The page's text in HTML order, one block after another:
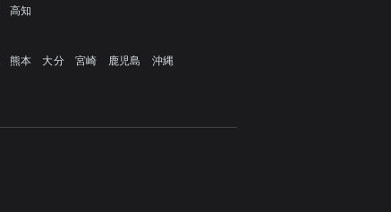
高知
熊本 大分 宮崎 鹿児島 沖縄